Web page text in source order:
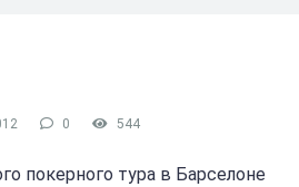
0 544
покерного тура в Барселоне